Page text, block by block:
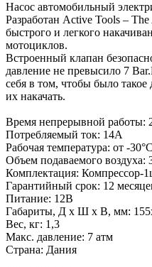
Насос автомобильный
Разработан Active Tools –
быстрого и легкого
мотоциклов.
Встроенный клапан
давление не превысило 7
себя в том, чтобы было
их накачать.
Время непрерывной работы:
Потребляемый ток: 14А
Рабочая температура: от -
Объем подаваемого воздуха:
Комплектация: Компрессор-
Гарантийный срок: 12
Питание: 12В
Габариты, Д х Ш х В, мм:
Вес, кг: 1,3
Макс. давление: 7 атм
Страна: Дания